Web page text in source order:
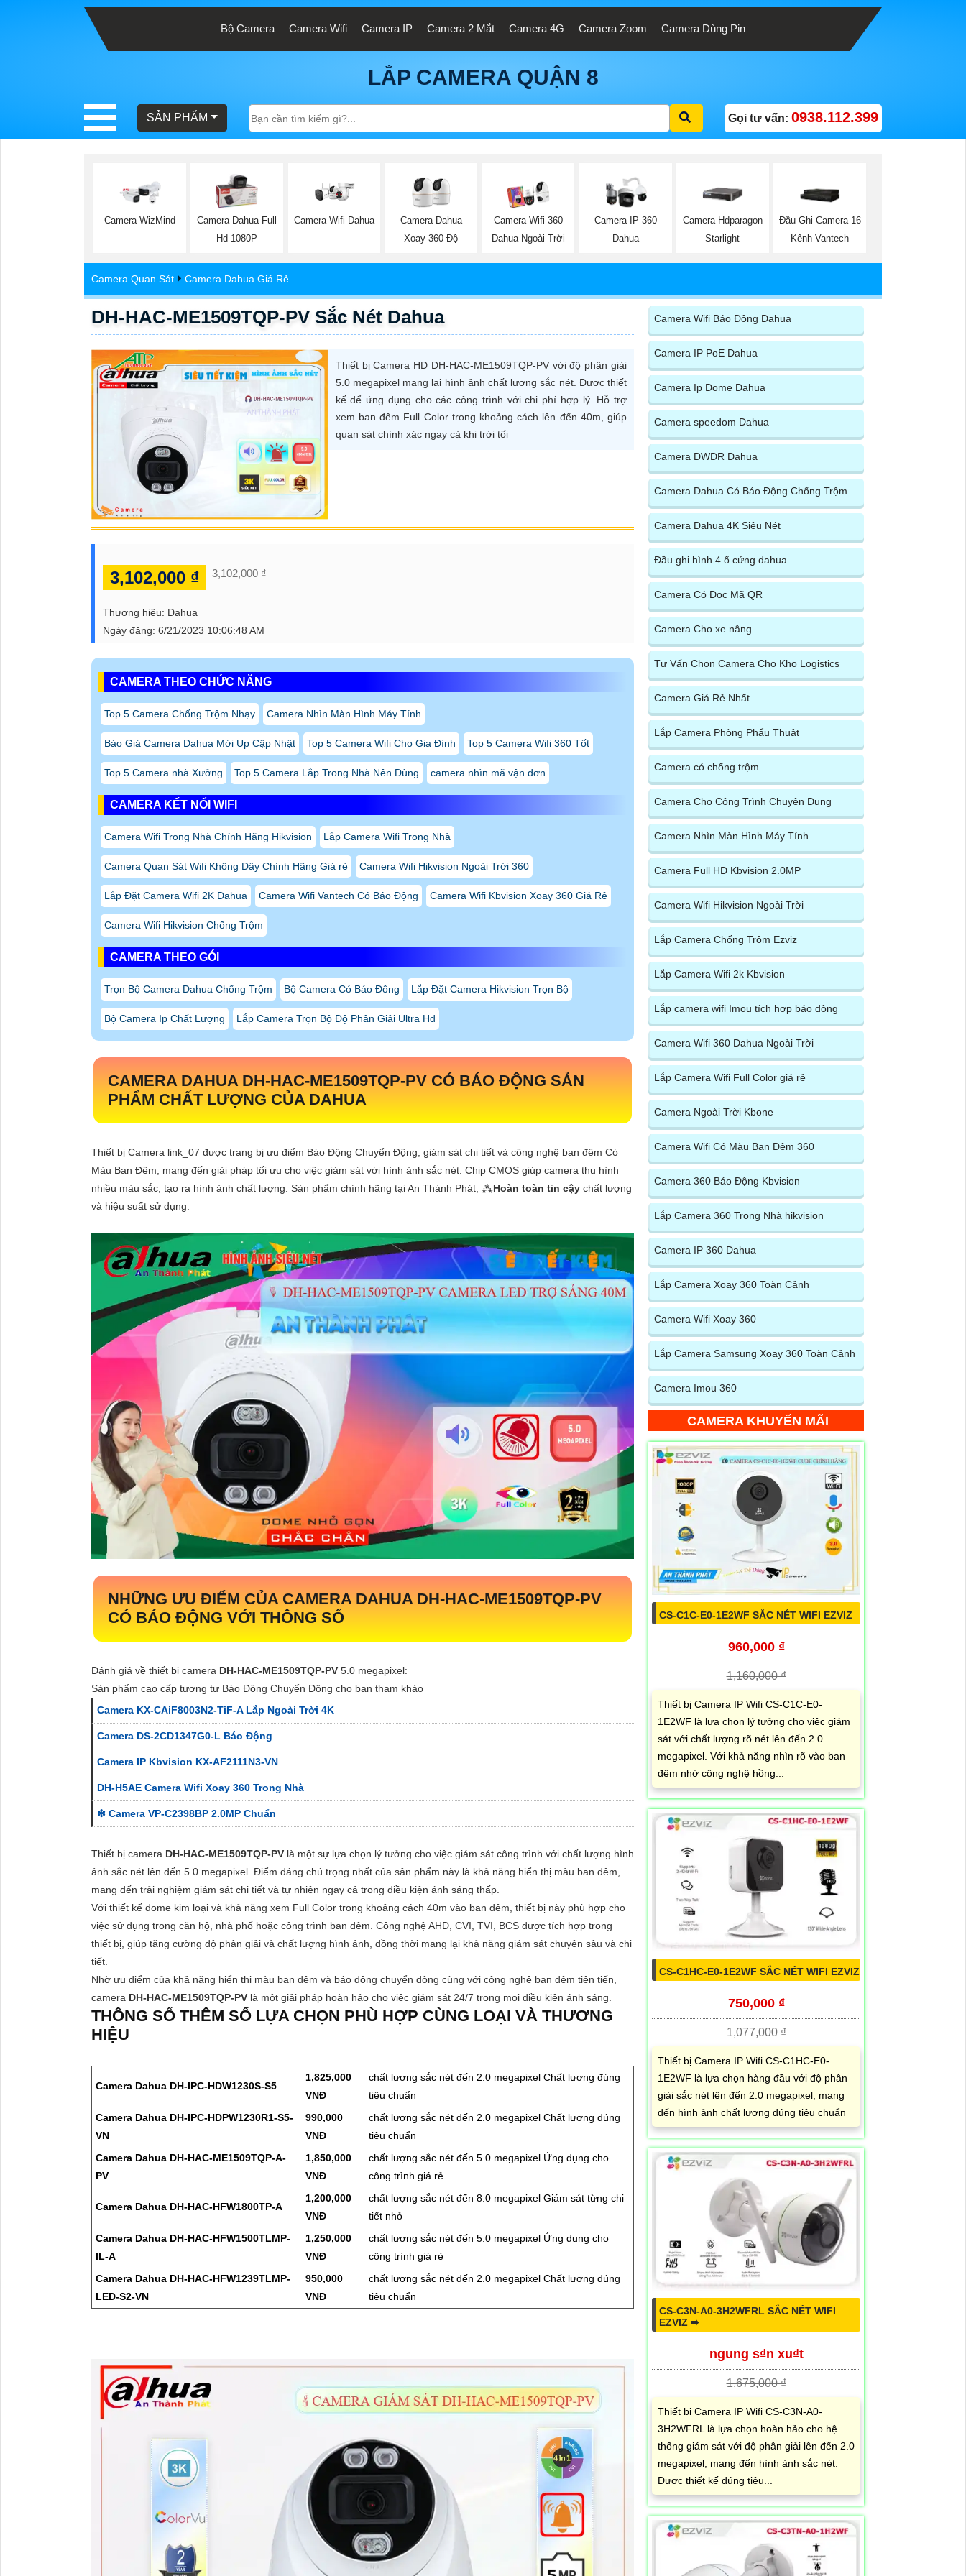
Bộ Camera Camera Wifi Camera IP Camera 2 Mắt Camera 4G Camera Zoom Camera Dùng Pin
LẮP CAMERA QUẬN 8
SẢN PHẨM Gọi tư vấn: 0938.112.399
Camera WizMind
Camera Dahua Full
Hd 1080P
Camera Wifi Dahua
Camera Dahua
Xoay 360 Độ
Camera Wifi 360
Dahua Ngoài Trời
Camera IP 360
Dahua
Camera Hdparagon
Starlight
Đầu Ghi Camera 16
Kênh Vantech
Camera Quan Sát Camera Dahua Giá Rẻ
DH-HAC-ME1509TQP-PV Sắc Nét Dahua
Thiết bị Camera HD DH-HAC-ME1509TQP-PV với độ phân giải
5.0 megapixel mang lại hình ảnh chất lượng sắc nét. Được thiết
kế để ứng dụng cho các công trình với chi phí hợp lý. Hỗ trợ
xem ban đêm Full Color trong khoảng cách lên đến 40m, giúp
quan sát chính xác ngay cả khi trời tối
3,102,000 ₫ 3,102,000 ₫
Thương hiệu: Dahua
Ngày đăng: 6/21/2023 10:06:48 AM
CAMERA THEO CHỨC NĂNG
Top 5 Camera Chống Trộm Nhạy Camera Nhìn Màn Hình Máy Tính
Báo Giá Camera Dahua Mới Up Cập Nhật Top 5 Camera Wifi Cho Gia Đình Top 5 Camera Wifi 360 Tốt
Top 5 Camera nhà Xưởng Top 5 Camera Lắp Trong Nhà Nên Dùng camera nhìn mã vận đơn
CAMERA KẾT NỐI WIFI
Camera Wifi Trong Nhà Chính Hãng Hikvision Lắp Camera Wifi Trong Nhà
Camera Quan Sát Wifi Không Dây Chính Hãng Giá rẻ Camera Wifi Hikvision Ngoài Trời 360
Lắp Đặt Camera Wifi 2K Dahua Camera Wifi Vantech Có Báo Động Camera Wifi Kbvision Xoay 360 Giá Rẻ
Camera Wifi Hikvision Chống Trộm
CAMERA THEO GÓI
Trọn Bộ Camera Dahua Chống Trộm Bộ Camera Có Báo Đông Lắp Đặt Camera Hikvision Trọn Bộ
Bộ Camera Ip Chất Lượng Lắp Camera Trọn Bộ Độ Phân Giải Ultra Hd
CAMERA DAHUA DH-HAC-ME1509TQP-PV CÓ BÁO ĐỘNG SẢN
PHẨM CHẤT LƯỢNG CỦA DAHUA
Thiết bị Camera link_07 được trang bị ưu điểm Báo Động Chuyển Động, giám sát chi tiết và công nghệ ban đêm Có
Màu Ban Đêm, mang đến giải pháp tối ưu cho việc giám sát với hình ảnh sắc nét. Chip CMOS giúp camera thu hình
nhiều màu sắc, tạo ra hình ảnh chất lượng. Sản phẩm chính hãng tại An Thành Phát, ⁂Hoàn toàn tin cậy chất lượng
và hiệu suất sử dụng.
NHỮNG ƯU ĐIỂM CỦA CAMERA DAHUA DH-HAC-ME1509TQP-PV
CÓ BÁO ĐỘNG VỚI THÔNG SỐ
Đánh giá về thiết bị camera DH-HAC-ME1509TQP-PV 5.0 megapixel:
Sản phẩm cao cấp tương tự Báo Động Chuyển Động cho bạn tham khảo
Camera KX-CAiF8003N2-TiF-A Lắp Ngoài Trời 4K
Camera DS-2CD1347G0-L Báo Động
Camera IP Kbvision KX-AF2111N3-VN
DH-H5AE Camera Wifi Xoay 360 Trong Nhà
❇ Camera VP-C2398BP 2.0MP Chuẩn
Thiết bị camera DH-HAC-ME1509TQP-PV là một sự lựa chọn lý tưởng cho việc giám sát công trình với chất lượng hình
ảnh sắc nét lên đến 5.0 megapixel. Điểm đáng chú trọng nhất của sản phẩm này là khả năng hiển thị màu ban đêm,
mang đến trải nghiệm giám sát chi tiết và tự nhiên ngay cả trong điều kiện ánh sáng thấp.
Với thiết kế dome kim loại và khả năng xem Full Color trong khoảng cách 40m vào ban đêm, thiết bị này phù hợp cho
việc sử dụng trong căn hộ, nhà phố hoặc công trình ban đêm. Công nghệ AHD, CVI, TVI, BCS được tích hợp trong
thiết bị, giúp tăng cường độ phân giải và chất lượng hình ảnh, đồng thời mang lại khả năng giám sát chuyên sâu và chi
tiết.
Nhờ ưu điểm của khả năng hiển thị màu ban đêm và báo động chuyển động cùng với công nghệ ban đêm tiên tiến,
camera DH-HAC-ME1509TQP-PV là một giải pháp hoàn hảo cho việc giám sát 24/7 trong mọi điều kiện ánh sáng.
THÔNG SỐ THÊM SỐ LỰA CHỌN PHÙ HỢP CÙNG LOẠI VÀ THƯƠNG
HIỆU
Camera Dahua DH-IPC-HDW1230S-S5
1,825,000
VNĐ
chất lượng sắc nét đến 2.0 megapixel Chất lượng đúng
tiêu chuẩn
Camera Dahua DH-IPC-HDPW1230R1-S5-
VN
990,000
VNĐ
chất lượng sắc nét đến 2.0 megapixel Chất lượng đúng
tiêu chuẩn
Camera Dahua DH-HAC-ME1509TQP-A-
PV
1,850,000
VNĐ
chất lượng sắc nét đến 5.0 megapixel Ứng dụng cho
công trình giá rẻ
Camera Dahua DH-HAC-HFW1800TP-A
1,200,000
VNĐ
chất lượng sắc nét đến 8.0 megapixel Giám sát từng chi
tiết nhỏ
Camera Dahua DH-HAC-HFW1500TLMP-
IL-A
1,250,000
VNĐ
chất lượng sắc nét đến 5.0 megapixel Ứng dụng cho
công trình giá rẻ
Camera Dahua DH-HAC-HFW1239TLMP-
LED-S2-VN
950,000
VNĐ
chất lượng sắc nét đến 2.0 megapixel Chất lượng đúng
tiêu chuẩn
Camera Wifi Báo Động Dahua
Camera IP PoE Dahua
Camera Ip Dome Dahua
Camera speedom Dahua
Camera DWDR Dahua
Camera Dahua Có Báo Động Chống Trộm
Camera Dahua 4K Siêu Nét
Đầu ghi hình 4 ổ cứng dahua
Camera Có Đọc Mã QR
Camera Cho xe nâng
Tư Vấn Chọn Camera Cho Kho Logistics
Camera Giá Rẻ Nhất
Lắp Camera Phòng Phẩu Thuật
Camera có chống trộm
Camera Cho Công Trình Chuyên Dụng
Camera Nhìn Màn Hình Máy Tính
Camera Full HD Kbvision 2.0MP
Camera Wifi Hikvision Ngoài Trời
Lắp Camera Chống Trộm Ezviz
Lắp Camera Wifi 2k Kbvision
Lắp camera wifi Imou tích hợp báo động
Camera Wifi 360 Dahua Ngoài Trời
Lắp Camera Wifi Full Color giá rẻ
Camera Ngoài Trời Kbone
Camera Wifi Có Màu Ban Đêm 360
Camera 360 Báo Động Kbvision
Lắp Camera 360 Trong Nhà hikvision
Camera IP 360 Dahua
Lắp Camera Xoay 360 Toàn Cảnh
Camera Wifi Xoay 360
Lắp Camera Samsung Xoay 360 Toàn Cảnh
Camera Imou 360
CAMERA KHUYẾN MÃI
CS-C1C-E0-1E2WF SẮC NÉT WIFI EZVIZ
960,000 ₫
1,160,000 ₫
Thiết bị Camera IP Wifi CS-C1C-E0-
1E2WF là lựa chọn lý tưởng cho việc giám
sát với chất lượng rõ nét lên đến 2.0
megapixel. Với khả năng nhìn rõ vào ban
đêm nhờ công nghệ hồng...
CS-C1HC-E0-1E2WF SẮC NÉT WIFI EZVIZ
750,000 ₫
1,077,000 ₫
Thiết bị Camera IP Wifi CS-C1HC-E0-
1E2WF là lựa chọn hàng đầu với độ phân
giải sắc nét lên đến 2.0 megapixel, mang
đến hình ảnh chất lượng đúng tiêu chuẩn
CS-C3N-A0-3H2WFRL SẮC NÉT WIFI
EZVIZ ➠
ngung s₫n xu₫t
1,675,000 ₫
Thiết bị Camera IP Wifi CS-C3N-A0-
3H2WFRL là lựa chọn hoàn hảo cho hệ
thống giám sát với độ phân giải lên đến 2.0
megapixel, mang đến hình ảnh sắc nét.
Được thiết kế đúng tiêu...